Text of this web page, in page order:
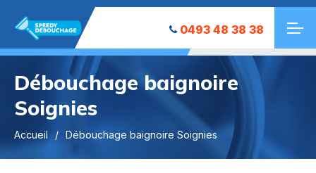
0493 48 38 38
Débouchage baignoire
Soignies
Accueil Débouchage baignoire Soignies